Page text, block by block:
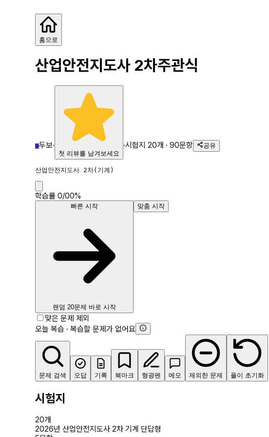
산업안전지도사 2차
홈으로
산업안전지도사 2차주관식
두두보·
첫 리뷰를 남겨보세요
·시험지 20개 · 90문항 공유
산업안전지도사 2차(기계)
학습률 0/00%
빠른 시작
랜덤 20문제 바로 시작
맞춤 시작
맞은 문제 제외
오늘 복습 · 복습할 문제가 없어요
문제 검색 오답 기록 북마크 형광펜 메모 제외한 문제 풀이 초기화
시험지
20개
2026년 산업안전지도사 2차 기계 단답형